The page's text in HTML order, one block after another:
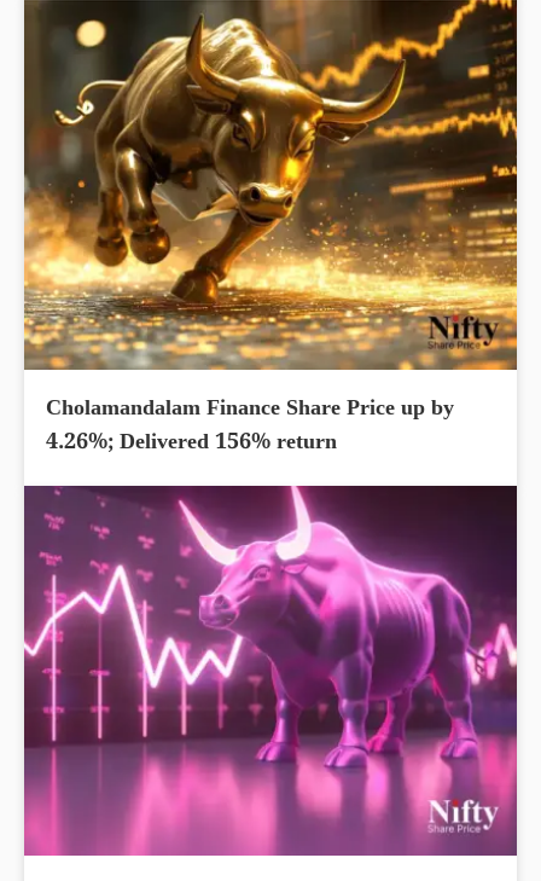
Cholamandalam Finance Share Price up by
4.26%; Delivered 156% return